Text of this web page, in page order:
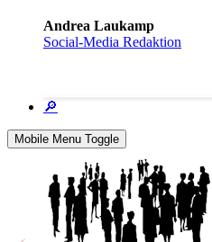
Andrea Laukamp
Social-Media Redaktion
🔎
Mobile Menu Toggle